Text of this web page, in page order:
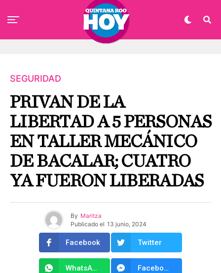
SEGURIDAD
PRIVAN DE LA
LIBERTAD A 5 PERSONAS
EN TALLER MECÁNICO
DE BACALAR; CUATRO
YA FUERON LIBERADAS
By Maritza
Publicado el 13 junio, 2024
Facebook Twitter
WhatsApp Facebook Messenger